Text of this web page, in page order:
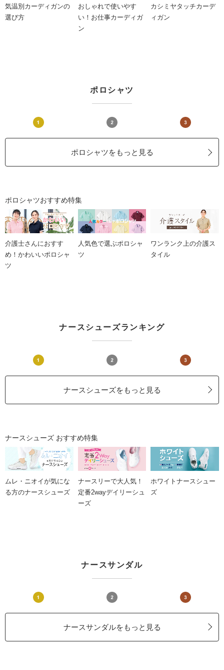
気温別カーディガンの
選び方
おしゃれで使いやす
い！お仕事カーディガ
ン
カシミヤタッチカーデ
ィガン
ポロシャツ
ポロシャツをもっと見る
ポロシャツおすすめ特集
介護士さんにおすす
め！かわいいポロシャ
ツ
人気色で選ぶポロシャ
ツ
ワンランク上の介護ス
タイル
ナースシューズランキング
ナースシューズをもっと見る
ナースシューズ おすすめ特集
ムレ・ニオイが気にな
る方のナースシューズ
ナースリーで大人気！
定番2wayデイリーシュ
ーズ
ホワイトナースシュー
ズ
ナースサンダル
ナースサンダルをもっと見る